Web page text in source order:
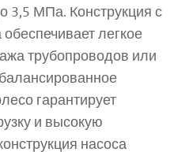
3,5 МПа. Конструкция с
легкое
трубопроводов или
гарантирует
и высокую
насоса